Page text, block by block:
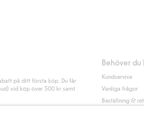
allmänna villkor.
på ditt första köp. Du får
vid köp över 500 kr samt
Behöver du
Kundservice
Vanliga frågor
Beställning &